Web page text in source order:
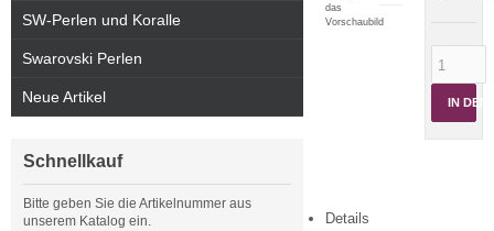
das
Vorschaubild
IN DEN
Details
SW-Perlen und Koralle
Swarovski Perlen
Neue Artikel
Schnellkauf
Bitte geben Sie die Artikelnummer aus
unserem Katalog ein.